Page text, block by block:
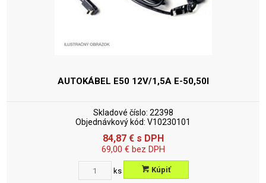
AUTOKÁBEL E50 12V/1,5A E-50,50I
Skladové číslo: 22398
Objednávkový kód: V10230101
84,87 €s DPH
69,00 €bez DPH
ks Kúpiť